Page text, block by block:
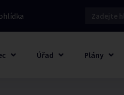
Úřad Plány